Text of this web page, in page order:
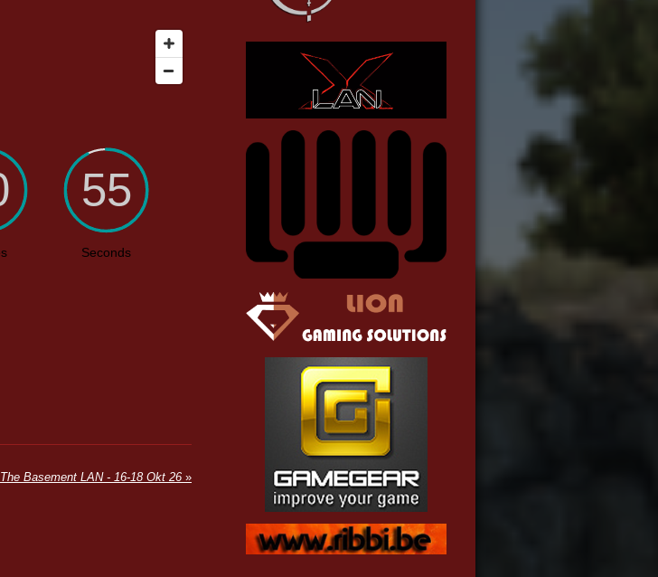
The Basement LAN - 16-18 Okt 26 »